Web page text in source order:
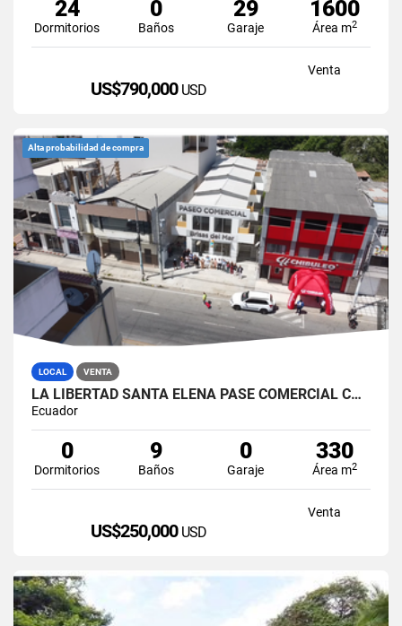
24
Dormitorios
0
Baños
29
Garaje
1600
Área m2
Venta
US$790,000 USD
Alta probabilidad de compra
LOCAL VENTA
LA LIBERTAD SANTA ELENA PASE COMERCIAL CON 8 LOCALES EN VENTA
Ecuador
0
Dormitorios
9
Baños
0
Garaje
330
Área m2
Venta
US$250,000 USD